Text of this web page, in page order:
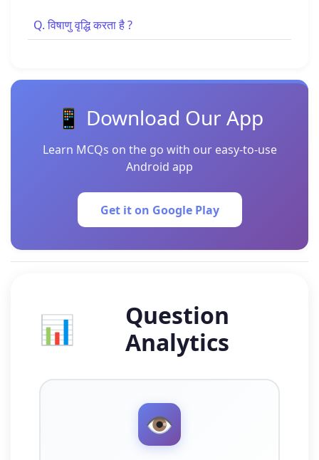
Q. विषाणु वृद्धि करता है ?
📱 Download Our App
Learn MCQs on the go with our easy-to-use
Android app
Get it on Google Play
📊
Question
Analytics
👁️